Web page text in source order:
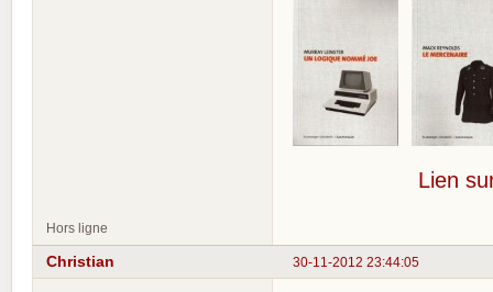
Lien
Hors ligne
30-11-2012 23:44:05
Christian